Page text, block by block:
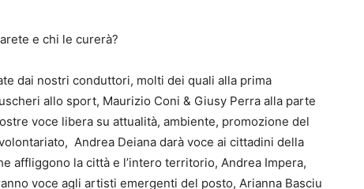
e chi le curerà?
dai nostri conduttori, molti dei quali alla prima
allo sport, Maurizio Coni & Giusy Perra alla parte
voce libera su attualità, ambiente, promozione del
Andrea Deiana darà voce ai cittadini della
affliggono la città e l’intero territorio, Andrea Impera,
voce agli artisti emergenti del posto, Arianna Basciu